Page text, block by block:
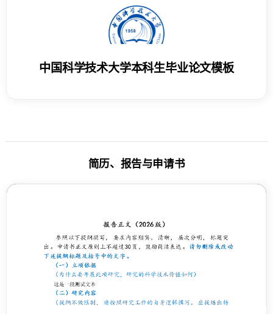
中国科学技术大学本科生毕业论文模板
简历、报告与申请书